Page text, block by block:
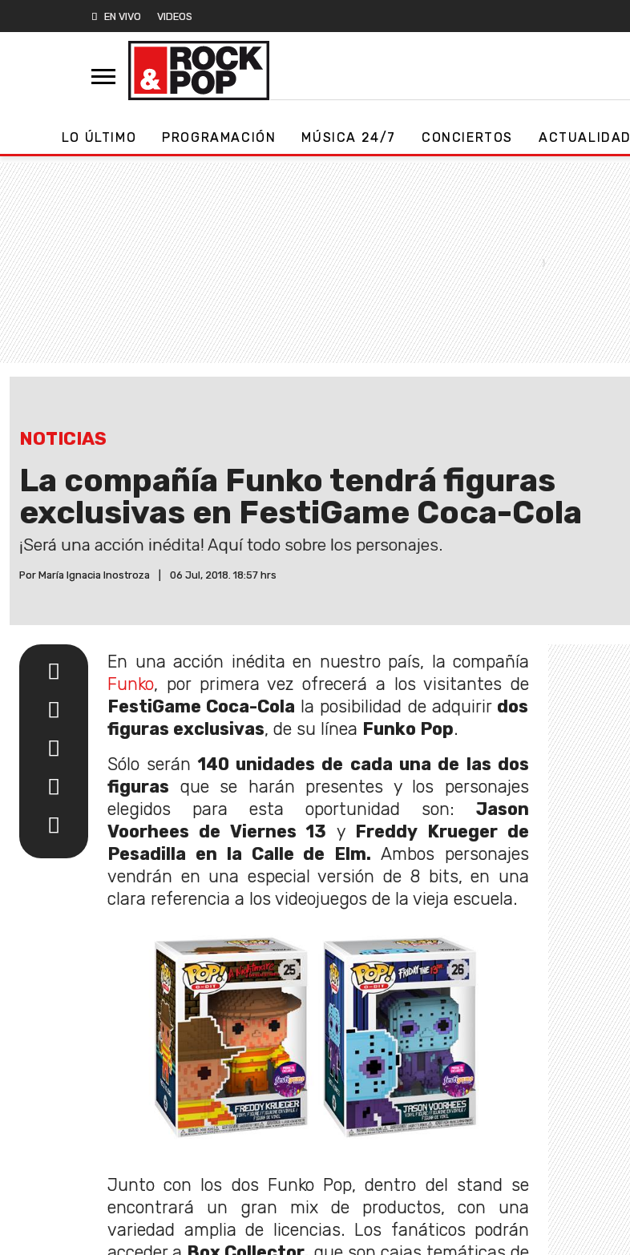
EN VIVO VIDEOS
LO ÚLTIMO PROGRAMACIÓN MÚSICA 24/7 CONCIERTOS ACTUALIDAD
NOTICIAS
La compañía Funko tendrá figuras
exclusivas en FestiGame Coca-Cola
¡Será una acción inédita! Aquí todo sobre los personajes.
Por María Ignacia Inostroza 06 Jul, 2018. 18:57 hrs
En una acción inédita en nuestro país, la compañía
Funko, por primera vez ofrecerá a los visitantes de
FestiGame Coca-Cola la posibilidad de adquirir dos
figuras exclusivas, de su línea Funko Pop.
Sólo serán 140 unidades de cada una de las dos
figuras que se harán presentes y los personajes
elegidos para esta oportunidad son: Jason
Voorhees de Viernes 13 y Freddy Krueger de
Pesadilla en la Calle de Elm.Ambos personajes
vendrán en una especial versión de 8 bits, en una
clara referencia a los videojuegos de la vieja escuela.
Junto con los dos Funko Pop, dentro del stand se
encontrará un gran mix de productos, con una
variedad amplia de licencias. Los fanáticos podrán